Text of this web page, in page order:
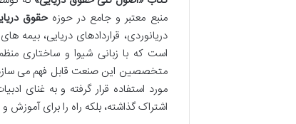
منبع معتبر و جامع در حوزهحقوق
دریانوردی، قراردادهای دریایی،
است که با زبانی شیوا و ساختاری
متخصصین این صنعت قابل فهم می سازد.
مورد استفاده قرار گرفته و به غنای
اشتراک گذاشته، بلکه راه را برای